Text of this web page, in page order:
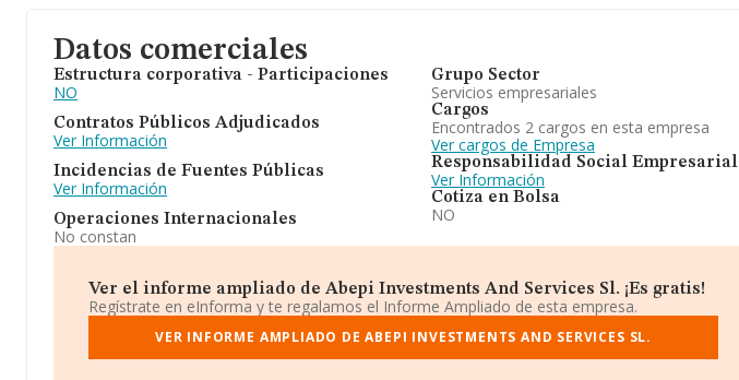
Datos comerciales
Estructura corporativa - Participaciones
NO
Contratos Públicos Adjudicados
Ver Información
Incidencias de Fuentes Públicas
Ver Información
Operaciones Internacionales
No constan
Grupo Sector
Servicios empresariales
Cargos
Encontrados 2 cargos en esta empresa
Ver cargos de Empresa
Responsabilidad Social Empresarial
Ver Información
Cotiza en Bolsa
NO
Ver el informe ampliado de Abepi Investments And Services Sl. ¡Es gratis!
Regístrate en eInforma y te regalamos el Informe Ampliado de esta empresa.
VER INFORME AMPLIADO DE ABEPI INVESTMENTS AND SERVICES SL.